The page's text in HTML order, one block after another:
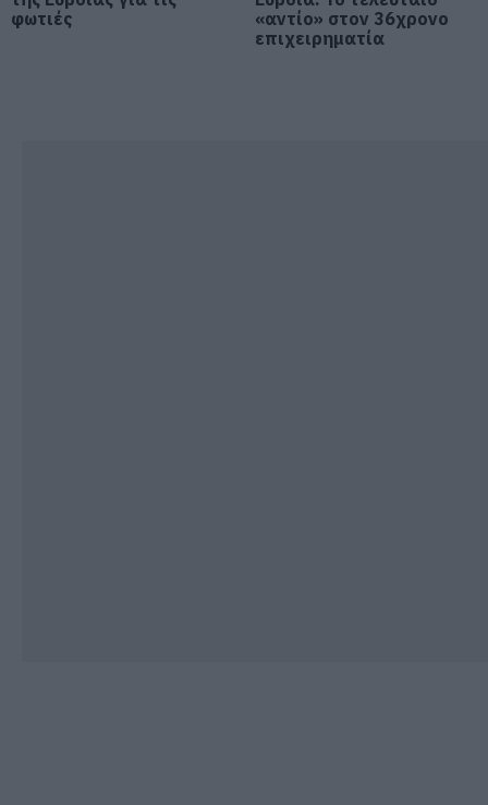
07.08.2026 | 18:00
φωτιές
«αντίο» στον 36χρονο
επιχειρηματία